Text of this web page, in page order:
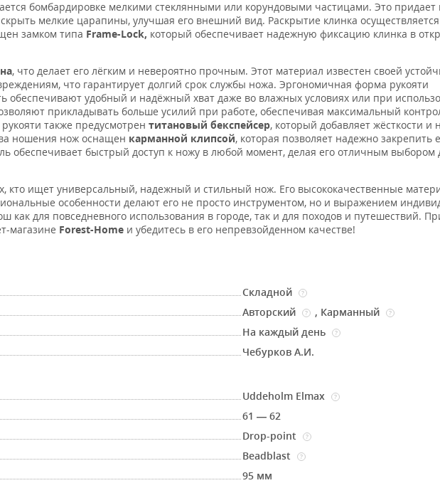
бомбардировке мелкими стеклянными или корундовыми частицами. Это придает
мелкие царапины, улучшая его внешний вид. Раскрытие клинка
замком типа Frame-Lock, который обеспечивает надежную фиксацию клинка в
, что делает его лёгким и невероятно прочным. Этот материал известен своей
что гарантирует долгий срок службы ножа. Эргономичная форма рукояти
обеспечивают удобный и надёжный хват даже во влажных условиях или при
прикладывать больше усилий при работе, обеспечивая максимальный
также предусмотрен титановый бекспейсер, который добавляет жёсткости и
ношения нож оснащен карманной клипсой, которая позволяет надежно закрепить
обеспечивает быстрый доступ к ножу в любой момент, делая его отличным выбором
кто ищет универсальный, надежный и стильный нож. Его высококачественные
особенности делают его не просто инструментом, но и выражением
как для повседневного использования в городе, так и для походов и путешествий.
магазине Forest-Home и убедитесь в его непревзойденном качестве!
Складной ?
Авторский ? , Карманный ?
На каждый день ?
Чебурков А.И.
Uddeholm Elmax ?
61 — 62
Drop-point ?
Beadblast ?
95 мм